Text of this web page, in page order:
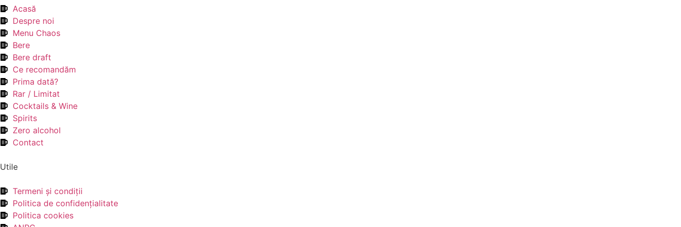
Acasă
Despre noi
Menu Chaos
Bere
Bere draft
Ce recomandăm
Prima dată?
Rar / Limitat
Cocktails & Wine
Spirits
Zero alcohol
Contact
Utile
Termeni şi condiţii
Politica de confidenţialitate
Politica cookies